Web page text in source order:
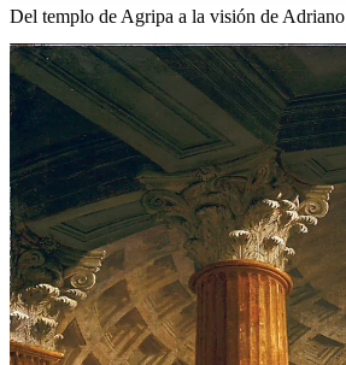
Del templo de Agripa a la visión de Adriano